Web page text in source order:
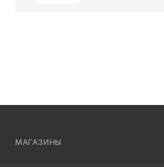
МАГАЗИНЫ